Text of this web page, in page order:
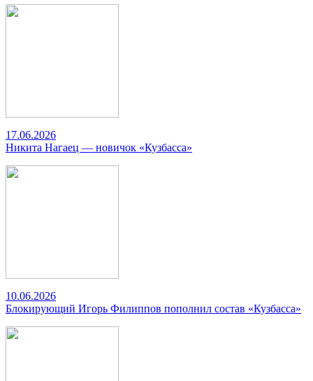
17.06.2026
Никита Нагаец — новичок «Кузбасса»
10.06.2026
Блокирующий Игорь Филиппов пополнил состав «Кузбасса»